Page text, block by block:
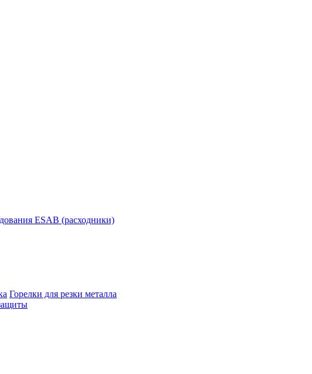
ESAB (расходники)
Горелки для резки металла